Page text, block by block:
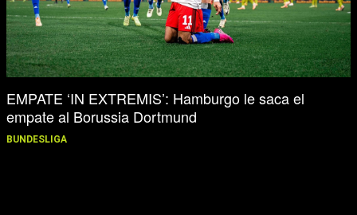
EMPATE ‘IN EXTREMIS’: Hamburgo le saca el
empate al Borussia Dortmund
BUNDESLIGA